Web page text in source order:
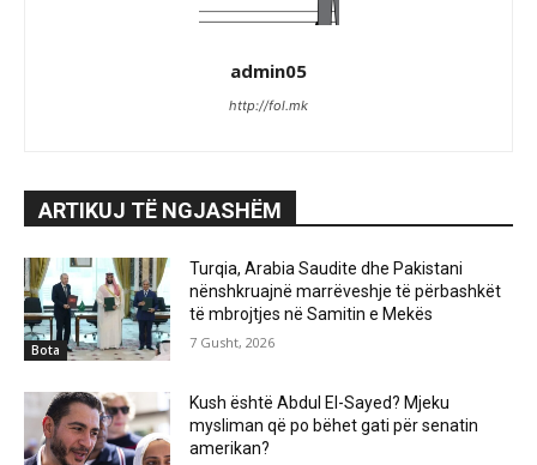
admin05
http://fol.mk
ARTIKUJ TË NGJASHËM
Bota
Turqia, Arabia Saudite dhe Pakistani
nënshkruajnë marrëveshje të përbashkët
të mbrojtjes në Samitin e Mekës
7 Gusht, 2026
Kush është Abdul El-Sayed? Mjeku
mysliman që po bëhet gati për senatin
amerikan?